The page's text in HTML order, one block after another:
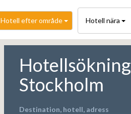
Hotell efter område Hotell nära
Hotellsökning
Stockholm
Destination, hotell, adress